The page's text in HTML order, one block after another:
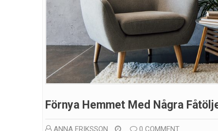
Förnya Hemmet Med Några
ANNA ERIKSSON 0 COMMENT